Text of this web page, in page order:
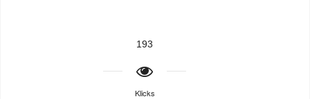
193
Klicks